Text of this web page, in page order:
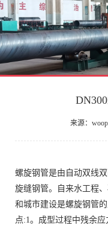
来源：
螺旋钢管是由自动双线
旋缝钢管。自来水工程
和城市建设是螺旋钢管
点:1。成型过程中残余